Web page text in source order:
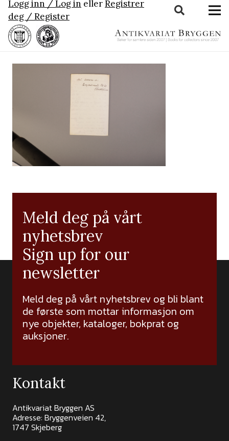
Logg inn / Log in ellerRegistrer
deg / Register
Meld deg på vårt
nyhetsbrev
Sign up for our
newsletter
Meld deg på vårt nyhetsbrev og bli blant
de første som mottar informasjon om
nye objekter, kataloger, bokprat og
auksjoner.
Kontakt
Antikvariat Bryggen AS
Adresse: Bryggenveien 42,
1747 Skjeberg